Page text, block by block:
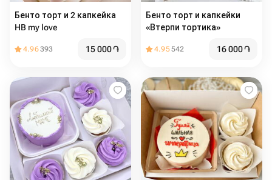
Бенто торт и 2 капкейка
HB my love
4.96393 15 000֏
Бенто торт и капкейки
«Втерпи тортика»
4.95542 16 000֏